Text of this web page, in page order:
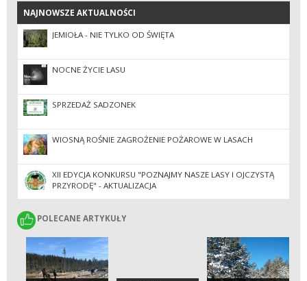
NAJNOWSZE AKTUALNOŚCI
NAJNOWSZE AKTUALNOŚCI
JEMIOŁA - NIE TYLKO OD ŚWIĘTA
NOCNE ŻYCIE LASU
SPRZEDAŻ SADZONEK
WIOSNĄ ROŚNIE ZAGROŻENIE POŻAROWE W LASACH
XII EDYCJA KONKURSU "POZNAJMY NASZE LASY I OJCZYSTĄ
PRZYRODĘ" - AKTUALIZACJA
POLECANE ARTYKUŁY
POLECANE ARTYKUŁY